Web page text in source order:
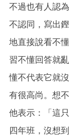
不過也有人認
不認同，寫出
地直接說看不
習不懂回答就
懂不代表它就
有很高尚。想
他表示：「這
四年班，沒想